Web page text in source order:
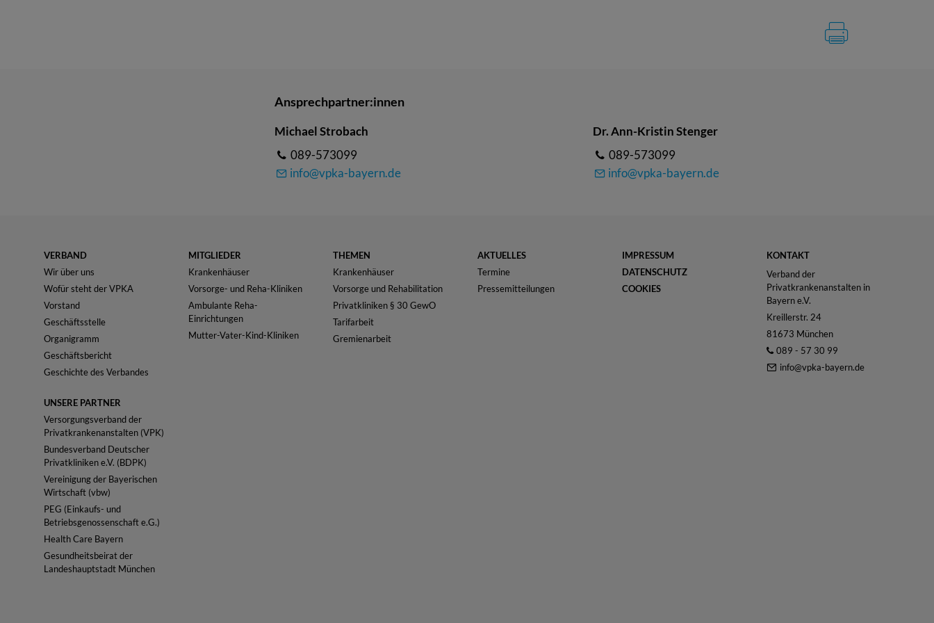
Ansprechpartner:innen
Michael Strobach
089-573099
info@vpka-bayern.de
Dr. Ann-Kristin Stenger
089-573099
info@vpka-bayern.de
VERBAND
Wir über uns
Wofür steht der VPKA
Vorstand
Geschäftsstelle
Organigramm
Geschäftsbericht
Geschichte des Verbandes
MITGLIEDER
Krankenhäuser
Vorsorge- und Reha-Kliniken
Ambulante Reha-
Einrichtungen
Mutter-Vater-Kind-Kliniken
THEMEN
Krankenhäuser
Vorsorge und Rehabilitation
Privatkliniken § 30 GewO
Tarifarbeit
Gremienarbeit
AKTUELLES
Termine
Pressemitteilungen
UNSERE PARTNER
Versorgungsverband der
Privatkrankenanstalten (VPK)
Bundesverband Deutscher
Privatkliniken e.V. (BDPK)
Vereinigung der Bayerischen
Wirtschaft (vbw)
PEG (Einkaufs- und
Betriebsgenossenschaft e.G.)
Health Care Bayern
Gesundheitsbeirat der
Landeshauptstadt München
KONTAKT
Verband der
Privatkrankenanstalten in
Bayern e.V.
Kreillerstr. 24
81673 München
089 - 57 30 99
info@vpka-bayern.de
IMPRESSUM
DATENSCHUTZ
COOKIES